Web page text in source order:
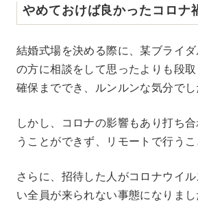
やめておけば良かったコロナ
結婚式場を決める際に、某ブライ
の方に相談をして思ったよりも段
確保まででき、ルンルンな気分でし
しかし、コロナの影響もあり打ち
うことができず、リモートで行う
さらに、招待した人がコロナウイ
い全員が来られない事態になりまし